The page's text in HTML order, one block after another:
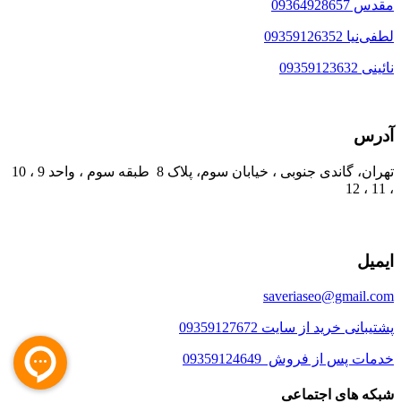
مقدس 09364928657
لطفی‌نیا 09359126352
نائینی 09359123632
آدرس
تهران، گاندی جنوبی ، خیابان سوم، پلاک 8 طبقه سوم ، واحد 9 ، 10
، 11 ، 12
ایمیل
saveriaseo@gmail.com
پشتیبانی خرید از سایت 09359127672
خدمات پس از فروش 09359124649
شبکه های اجتماعی